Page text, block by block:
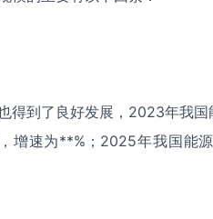
得到了良好发展，2023年我
增速为**%；2025年我国能